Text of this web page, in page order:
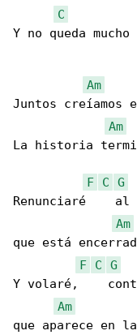
C
Y no queda
Am
Juntos creíamos
Am
La historia
F C G
Renunciaré    al
Am
que está
F
C G
Y volaré,
Am
que aparece en